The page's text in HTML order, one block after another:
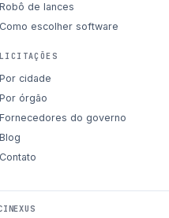
Robô de lances
Como escolher software
LICITAÇÕES
Por cidade
Por órgão
Fornecedores do governo
Blog
Contato